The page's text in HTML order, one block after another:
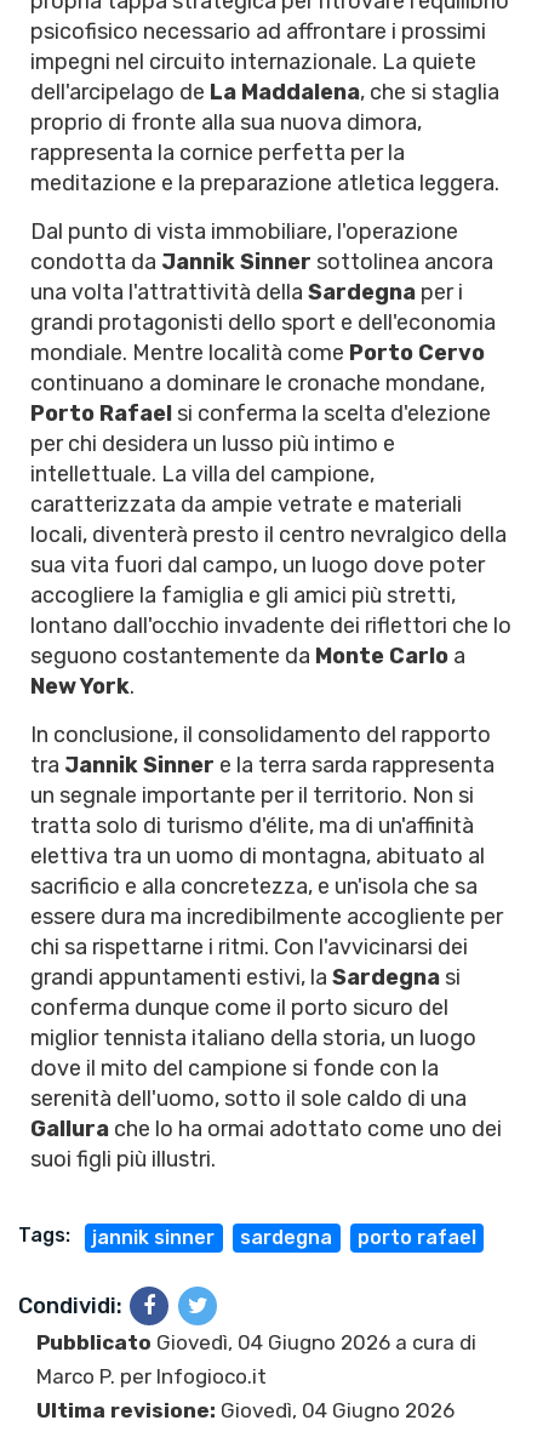
psicofisico necessario ad affrontare i prossimi
impegni nel circuito internazionale. La quiete
dell'arcipelago de La Maddalena, che si staglia
proprio di fronte alla sua nuova dimora,
rappresenta la cornice perfetta per la
meditazione e la preparazione atletica leggera.
Dal punto di vista immobiliare, l'operazione
condotta da Jannik Sinner sottolinea ancora
una volta l'attrattività della Sardegna per i
grandi protagonisti dello sport e dell'economia
mondiale. Mentre località come Porto Cervo
continuano a dominare le cronache mondane,
Porto Rafael si conferma la scelta d'elezione
per chi desidera un lusso più intimo e
intellettuale. La villa del campione,
caratterizzata da ampie vetrate e materiali
locali, diventerà presto il centro nevralgico della
sua vita fuori dal campo, un luogo dove poter
accogliere la famiglia e gli amici più stretti,
lontano dall'occhio invadente dei riflettori che lo
seguono costantemente da Monte Carlo a
New York.
In conclusione, il consolidamento del rapporto
tra Jannik Sinner e la terra sarda rappresenta
un segnale importante per il territorio. Non si
tratta solo di turismo d'élite, ma di un'affinità
elettiva tra un uomo di montagna, abituato al
sacrificio e alla concretezza, e un'isola che sa
essere dura ma incredibilmente accogliente per
chi sa rispettarne i ritmi. Con l'avvicinarsi dei
grandi appuntamenti estivi, la Sardegna si
conferma dunque come il porto sicuro del
miglior tennista italiano della storia, un luogo
dove il mito del campione si fonde con la
serenità dell'uomo, sotto il sole caldo di una
Gallura che lo ha ormai adottato come uno dei
suoi figli più illustri.
Tags: jannik sinner sardegna porto rafael
Condividi:
Pubblicato Giovedì, 04 Giugno 2026 a cura di
Marco P. per Infogioco.it
Ultima revisione: Giovedì, 04 Giugno 2026